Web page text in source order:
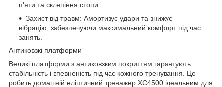
п'яти та склепіння стопи.
Захист від травм: Амортизує удари та знижує
вібрацію, забезпечуючи максимальний комфорт під час
занять.
Антиковзкі платформи
Великі платформи з антиковзким покриттям гарантують
стабільність і впевненість під час кожного тренування. Це
робить домашній еліптичний тренажер XC4500 ідеальним для